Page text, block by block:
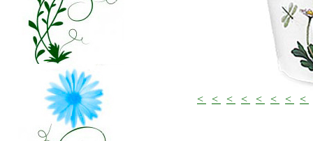
< < < < < < < <